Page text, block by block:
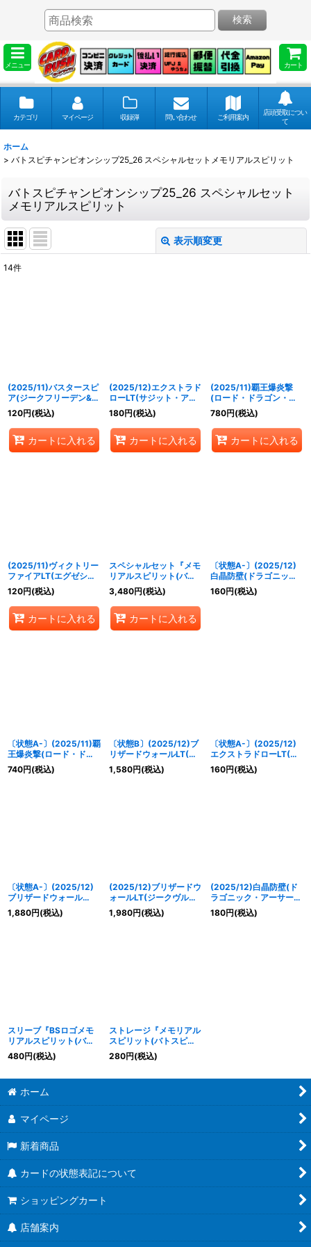
メニュー カート
検索
カテゴリ マイページ 収録弾 問い合わせ ご利用案内
店頭受取につい
て
ホーム
> バトスピチャンピオンシップ25_26 スペシャルセットメモリアルスピリット
バトスピチャンピオンシップ25_26 スペシャルセット
メモリアルスピリット
表示順変更
14件
(2025/11)バスタースピ
ア(ジークフリーデン&シ
ャイニング・ドラゴン・
オーバーレイイラスト)
【R】{BSC22-114}
《赤》
120円(税込)
カートに入れる
(2025/12)エクストラド
ローLT(サジット・アポ
ロドラゴン&アルティメ
ット・ムゲンドラゴンイ
ラスト)【C】{BSC45-
094}《赤》
180円(税込)
カートに入れる
(2025/11)覇王爆炎撃
(ロード・ドラゴン・バ
ゼル&バーニング・ソウ
ルドラゴンイラスト)
【C】{SD56-RV008}
《赤》
780円(税込)
カートに入れる
(2025/11)ヴィクトリー
ファイアLT(エグゼシー
ド&ゲイル・フェニック
スイラスト)【R】
{BSC45-095}《赤》
120円(税込)
カートに入れる
スペシャルセット『メモ
リアルスピリット(バト
スピチャンピオンシップ
25_26スペシャルセッ
ト)』【-】{-}《未開封
BOX》
3,480円(税込)
カートに入れる
〔状態A-〕(2025/12)
白晶防壁(ドラゴニッ
ク・アーサー&グラン・
ウォーデン・ツヴァイイ
160円(税込)
〔状態A-〕(2025/11)覇
王爆炎撃(ロード・ドラ
ゴン・バゼル&バーニン
グ・ソウルドラゴンイラ
740円(税込)
〔状態B〕(2025/12)ブ
リザードウォールLT(ジ
ークヴルム・ノヴァ&グ
ラン・サジット・ノヴァ
1,580円(税込)
〔状態A-〕(2025/12)
エクストラドローLT(サ
ジット・アポロドラゴン
&アルティメット・ムゲ
160円(税込)
〔状態A-〕(2025/12)
ブリザードウォール
LT(ジークヴルム・ノヴ
ァ&グラン・サジット・
1,880円(税込)
(2025/12)ブリザードウ
ォールLT(ジークヴル
ム・ノヴァ&グラン・サ
ジット・ノヴァイラス
1,980円(税込)
(2025/12)白晶防壁(ド
ラゴニック・アーサー&
グラン・ウォーデン・ツ
ヴァイイラスト)【C】
180円(税込)
スリーブ『BSロゴメモ
リアルスピリット(バト
スピチャンピオンシップ
25_26スペシャルセッ
480円(税込)
ストレージ『メモリアル
スピリット(バトスピチ
ャンピオンシップ25_26
スペシャルセット)』
280円(税込)
ホーム
マイページ
新着商品
カードの状態表記について
ショッピングカート
店舗案内